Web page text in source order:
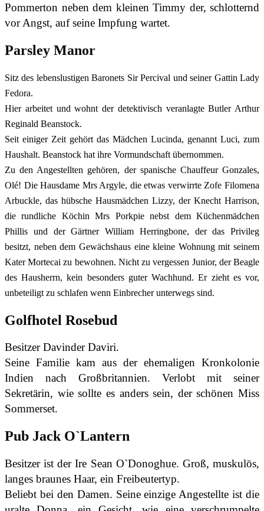
Pommerton neben dem kleinen Timmy der, schlotternd
vor Angst, auf seine Impfung wartet.
Parsley Manor
Sitz des lebenslustigen Baronets Sir Percival und seiner Gattin Lady
Fedora.
Hier arbeitet und wohnt der detektivisch veranlagte Butler Arthur
Reginald Beanstock.
Seit einiger Zeit gehört das Mädchen Lucinda, genannt Luci, zum
Haushalt. Beanstock hat ihre Vormundschaft übernommen.
Zu den Angestellten gehören, der spanische Chauffeur Gonzales,
Olé! Die Hausdame Mrs Argyle, die etwas verwirrte Zofe Filomena
Arbuckle, das hübsche Hausmädchen Lizzy, der Knecht Harrison,
die rundliche Köchin Mrs Porkpie nebst dem Küchenmädchen
Phillis und der Gärtner William Herringbone, der das Privileg
besitzt, neben dem Gewächshaus eine kleine Wohnung mit seinem
Kater Mortecai zu bewohnen. Nicht zu vergessen Junior, der Beagle
des Hausherrn, kein besonders guter Wachhund. Er zieht es vor,
unbeteiligt zu schlafen wenn Einbrecher unterwegs sind.
Golfhotel Rosebud
Besitzer Davinder Daviri.
Seine Familie kam aus der ehemaligen Kronkolonie
Indien nach Großbritannien. Verlobt mit seiner
Sekretärin, wie sollte es anders sein, der schönen Miss
Sommerset.
Pub Jack O`Lantern
Besitzer ist der Ire Sean O`Donoghue. Groß, muskulös,
langes braunes Haar, ein Freibeutertyp.
Beliebt bei den Damen. Seine einzige Angestellte ist die